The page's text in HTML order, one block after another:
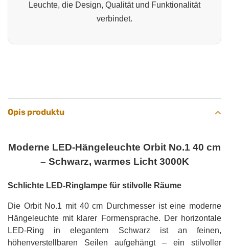
Leuchte, die Design, Qualität und Funktionalität
verbindet.
Opis produktu
Moderne LED-Hängeleuchte Orbit No.1 40 cm
– Schwarz, warmes Licht 3000K
Schlichte LED-Ringlampe für stilvolle Räume
Die Orbit No.1 mit 40 cm Durchmesser ist eine moderne
Hängeleuchte mit klarer Formensprache. Der horizontale
LED-Ring in elegantem Schwarz ist an feinen,
höhenverstellbaren Seilen aufgehängt – ein stilvoller